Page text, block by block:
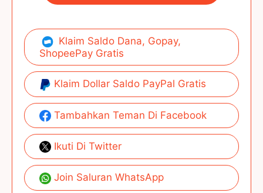
Klaim Saldo Dana, Gopay,
ShopeePay Gratis
Klaim Dollar Saldo PayPal Gratis
Tambahkan Teman Di Facebook
Ikuti Di Twitter
Join Saluran WhatsApp